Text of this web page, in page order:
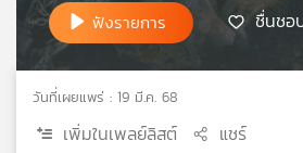
แผนที่
วิทยุ
ข่าย
ฟังรายการ ชื่นชอ
วันที่เผยแพร่ : 19 มี.ค. 68
เพิ่มในเพลย์ลิสต์ แชร์